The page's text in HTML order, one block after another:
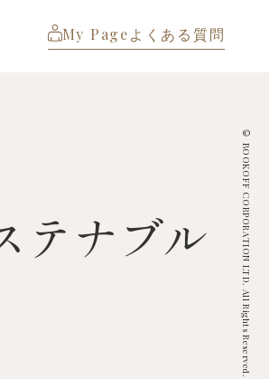
My Pageよくある質問
テナブル © BOOKOFF CORPORATION LTD. All Rights Reserved.